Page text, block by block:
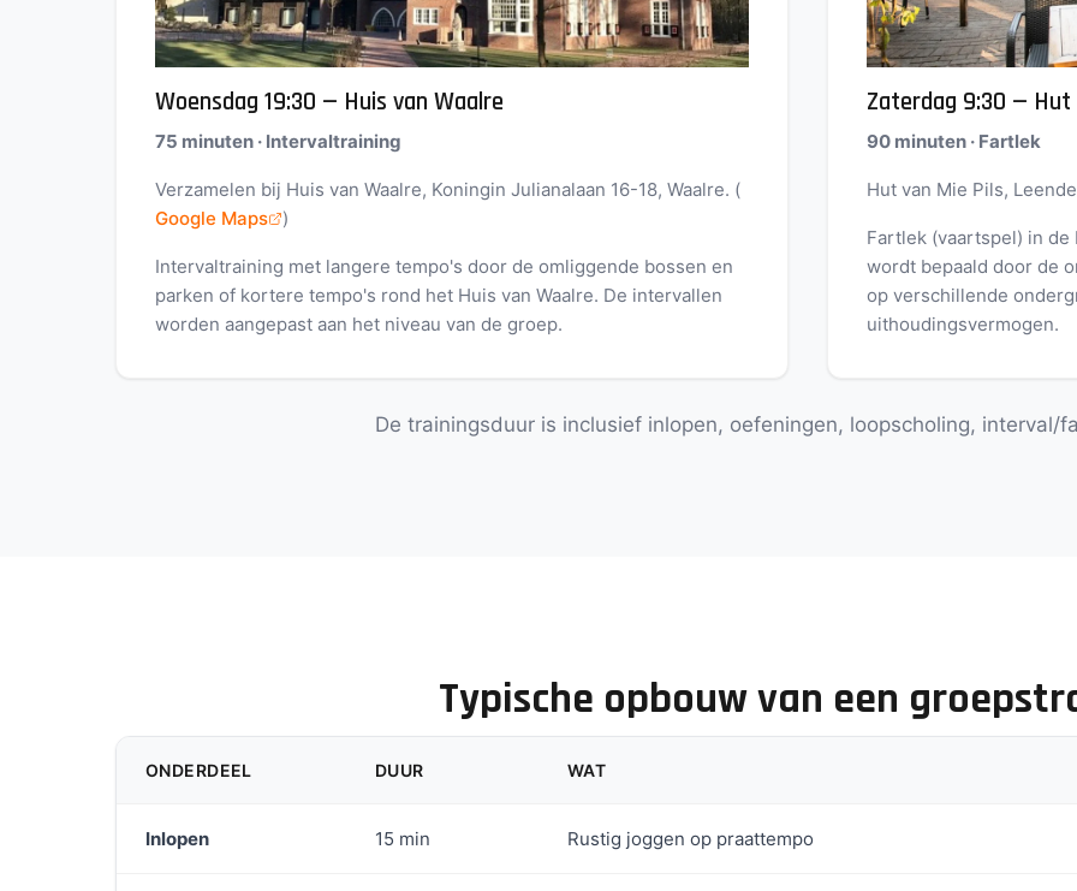
Woensdag 19:30 — Huis van Waalre
75 minuten · Intervaltraining
Verzamelen bij Huis van Waalre, Koningin Julianalaan 16-18, Waalre. (
Google Maps
)
Intervaltraining met langere tempo's door de omliggende bossen en
parken of kortere tempo's rond het Huis van Waalre. De intervallen
worden aangepast aan het niveau van de groep.
Zaterdag 9:30 — Hut
90 minuten · Fartlek
Hut van Mie Pils,
Fartlek (vaartspel) in
wordt bepaald door de
op verschillende
uithoudingsvermogen.
De trainingsduur is inclusief inlopen, oefeningen, loopscholing, interval/
Typische opbouw van een
ONDERDEEL DUUR WAT
Inlopen 15 min Rustig joggen op praattempo